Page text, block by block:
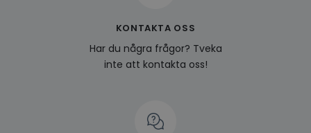
KONTAKTA OSS
Har du några frågor? Tveka
inte att kontakta oss!